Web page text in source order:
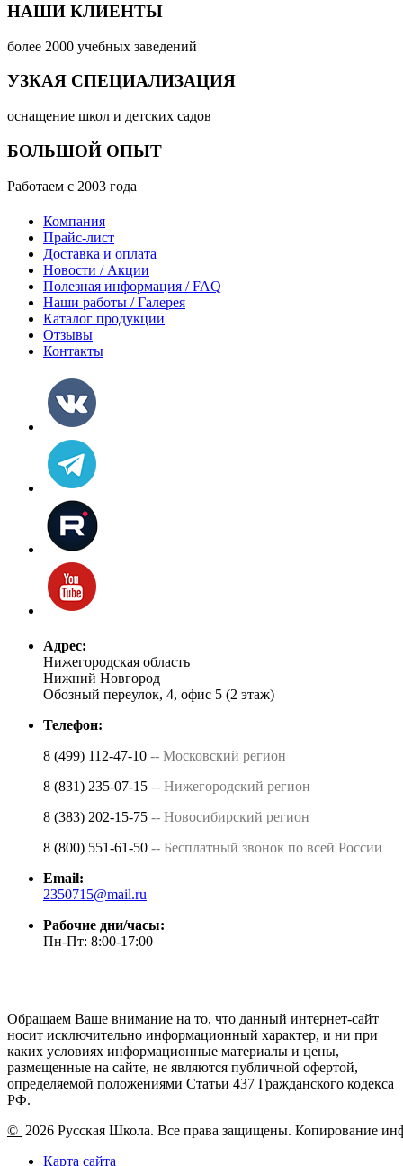
НАШИ КЛИЕНТЫ
более 2000 учебных заведений
УЗКАЯ СПЕЦИАЛИЗАЦИЯ
оснащение школ и детских садов
БОЛЬШОЙ ОПЫТ
Работаем с 2003 года
Компания
Прайс-лист
Доставка и оплата
Новости / Акции
Полезная информация / FAQ
Наши работы / Галерея
Каталог продукции
Отзывы
Контакты
Адрес:
Нижегородская область
Нижний Новгород
Обозный переулок, 4, офис 5 (2 этаж)
Телефон:
8 (499) 112-47-10 -- Московский регион
8 (831) 235-07-15 -- Нижегородский регион
8 (383) 202-15-75 -- Новосибирский регион
8 (800) 551-61-50 -- Бесплатный звонок по всей России
Email:
2350715@mail.ru
Рабочие дни/часы:
Пн-Пт: 8:00-17:00
Обращаем Ваше внимание на то, что данный интернет-сайт
носит исключительно информационный характер, и ни при
каких условиях информационные материалы и цены,
размещенные на сайте, не являются публичной офертой,
определяемой положениями Статьи 437 Гражданского кодекса
РФ.
© 2026 Русская Школа. Все права защищены. Копирование
Карта сайта